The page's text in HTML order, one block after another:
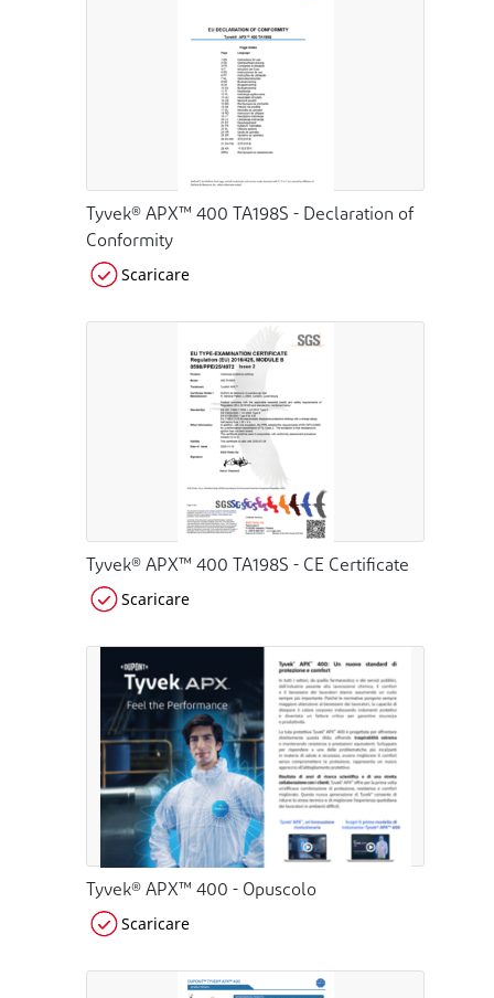
Tyvek® APX™ 400 TA198S - Declaration of
Conformity
Scaricare
Tyvek® APX™ 400 TA198S - CE Certificate
Scaricare
Tyvek® APX™ 400 - Opuscolo
Scaricare